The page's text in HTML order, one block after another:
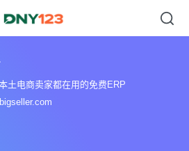
土电商卖家都在用的免费ERP